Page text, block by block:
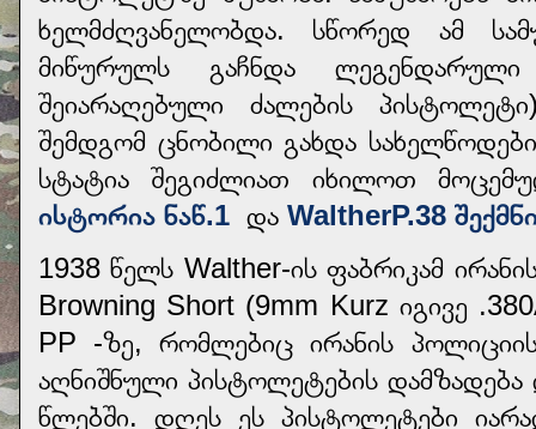
ხელმძღვანელობდა. სწორედ ამ
მიწურულს გაჩნდა
შეიარაღებული ძალების
შემდგომ ცნობილი გახდა
სტატია შეგიძლიათ იხილოთ
ისტორია ნაწ.1 და WaltherP.38
1938 წელს Walther-ის ფაბრიკამ
Browning Short (9mm Kurz იგივე
PP -ზე, რომლებიც ირანის
აღნიშნული პისტოლეტების
წლებში. დღეს ეს პისტოლეტები